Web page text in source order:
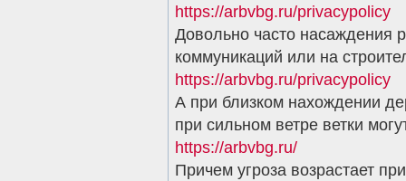
https://arbvbg.ru/privacypolicy
Довольно часто насаждения
коммуникаций или на
https://arbvbg.ru/privacypolicy
А при близком нахождении
при сильном ветре ветки
https://arbvbg.ru/
Причем угроза возрастает